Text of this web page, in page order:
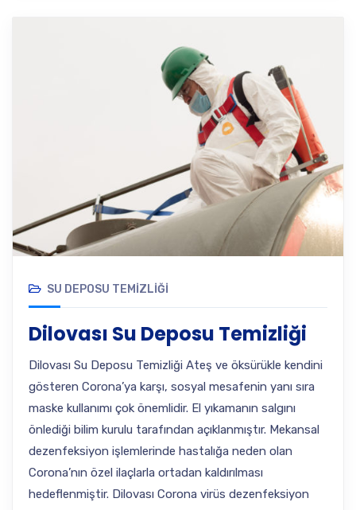
SU DEPOSU TEMIZLIĞI
Dilovası Su Deposu Temizliği
Dilovası Su Deposu Temizliği Ateş ve öksürükle kendini
gösteren Corona’ya karşı, sosyal mesafenin yanı sıra
maske kullanımı çok önemlidir. El yıkamanın salgını
önlediği bilim kurulu tarafından açıklanmıştır. Mekansal
dezenfeksiyon işlemlerinde hastalığa neden olan
Corona’nın özel ilaçlarla ortadan kaldırılması
hedeflenmiştir. Dilovası Corona virüs dezenfeksiyon